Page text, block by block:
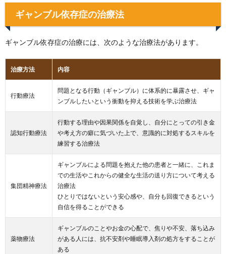
ギャンブル依存症の治療法
ギャンブル依存症の治療には、次のような治療法があります。
治療方法 内容
行動療法
問題となる行動（ギャンブル）に体系的に暴露させ、ギャ
ンブルしたいという衝動を抑える技術を学ぶ治療法
認知行動療法
行動する理由や因果関係を自覚し、自分にとっての引き金
や考え方の癖に気づいた上で、意識的に対処するスキルを
練習する治療法
集団精神療法
ギャンブルによる問題を抱えた他の患者と一緒に、これま
での生活やこれからの健全な生活の送り方について考える
治療法
ひとりではないという安心感や、自分も回復できるという
自信を得ることができる
薬物療法
ギャンブルのことやお金の心配で、焦りや不安、落ち込み
がある人には、抗不安剤や睡眠導入剤の処方をすることが
ある